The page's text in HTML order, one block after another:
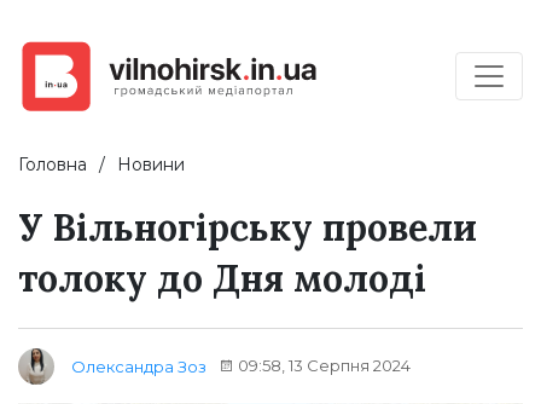
Головна Новини
У Вільногірську провели
толоку до Дня молоді
Олександра Зоз 09:58, 13 Серпня 2024